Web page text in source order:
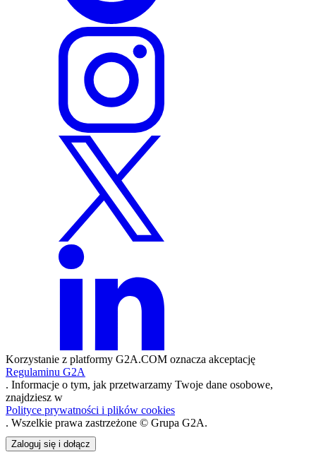
Korzystanie z platformy G2A.COM oznacza akceptację
Regulaminu G2A
. Informacje o tym, jak przetwarzamy Twoje dane osobowe,
znajdziesz w
Polityce prywatności i plików cookies
. Wszelkie prawa zastrzeżone © Grupa G2A.
Zaloguj się i dołącz